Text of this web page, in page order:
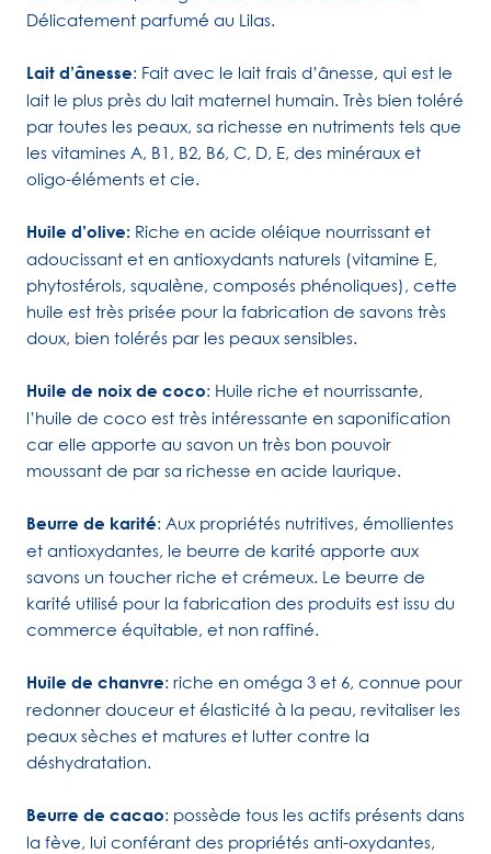
Délicatement parfumé au Lilas.
Lait d’ânesse: Fait avec le lait frais d’ânesse, qui est le
lait le plus près du lait maternel humain. Très bien toléré
par toutes les peaux, sa richesse en nutriments tels que
les vitamines A, B1, B2, B6, C, D, E, des minéraux et
oligo-éléments et cie.
Huile d’olive: Riche en acide oléique nourrissant et
adoucissant et en antioxydants naturels (vitamine E,
phytostérols, squalène, composés phénoliques), cette
huile est très prisée pour la fabrication de savons très
doux, bien tolérés par les peaux sensibles.
Huile de noix de coco: Huile riche et nourrissante,
l’huile de coco est très intéressante en saponification
car elle apporte au savon un très bon pouvoir
moussant de par sa richesse en acide laurique.
Beurre de karité: Aux propriétés nutritives, émollientes
et antioxydantes, le beurre de karité apporte aux
savons un toucher riche et crémeux. Le beurre de
karité utilisé pour la fabrication des produits est issu du
commerce équitable, et non raffiné.
Huile de chanvre: riche en oméga 3 et 6, connue pour
redonner douceur et élasticité à la peau, revitaliser les
peaux sèches et matures et lutter contre la
déshydratation.
Beurre de cacao: possède tous les actifs présents dans
la fève, lui conférant des propriétés anti-oxydantes,